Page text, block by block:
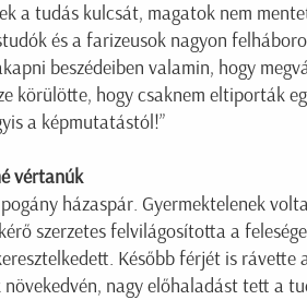
a tudás kulcsát, magatok nem
és a farizeusok nagyon
beszédeiben valamin, hogy
körülötte, hogy csaknem eltiporták
a képmutatástól!”
vértanúk
házaspár. Gyermektelenek
szerzetes felvilágosította a
Később férjét is
nagy előhaladást tett a